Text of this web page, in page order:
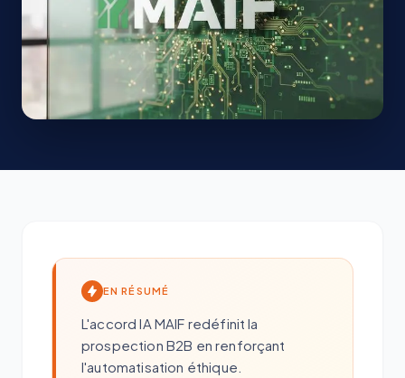
EN RÉSUMÉ
L'accord IA MAIF redéfinit la
prospection B2B en renforçant
l'automatisation éthique.